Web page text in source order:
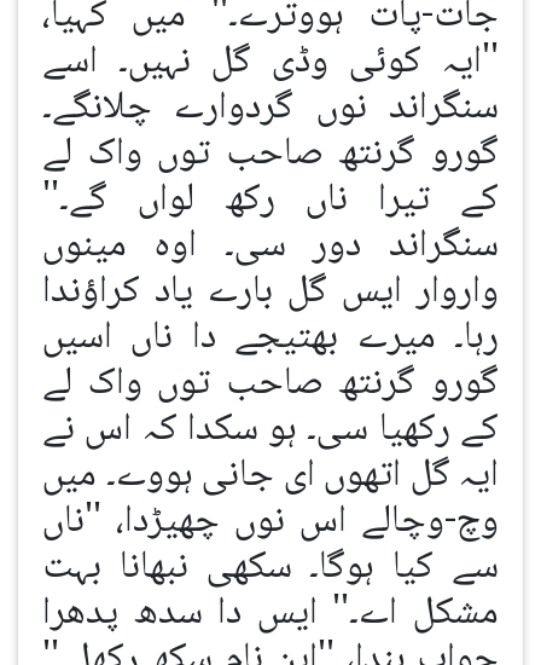
جات-پات ہووترے۔'' میں کہیا،
''ایہ کوئی وڈی گل نہیں۔ اسے
سنگراند نوں گردوارے چلانگے۔
گورو گرنتھ صاحب توں واک لے
کے تیرا ناں رکھ لواں گے۔''
سنگراند دور سی۔ اوہ مینوں
واروار ایس گل بارے یاد کراؤندا
رہا۔ میرے بھتیجے دا ناں اسیں
گورو گرنتھ صاحب توں واک لے
کے رکھیا سی۔ ہو سکدا کہ اس نے
ایہ گل اتھوں ای جانی ہووے۔ میں
وچ-وچالے اس نوں چھیڑدا، ''ناں
سے کیا ہوگا۔ سکھی نبھانا بہت
مشکل اے۔'' ایس دا سدھ پدھرا